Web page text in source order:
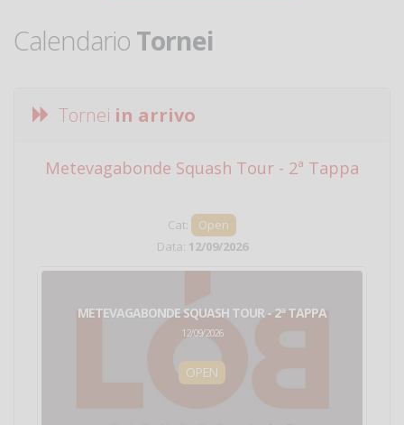
Calendario Tornei
Tornei in arrivo
Metevagabonde Squash Tour - 2ª Tappa
Cat:
Open
Data: 12/09/2026
METEVAGABONDE SQUASH TOUR - 2ª TAPPA
12/09/2026
OPEN